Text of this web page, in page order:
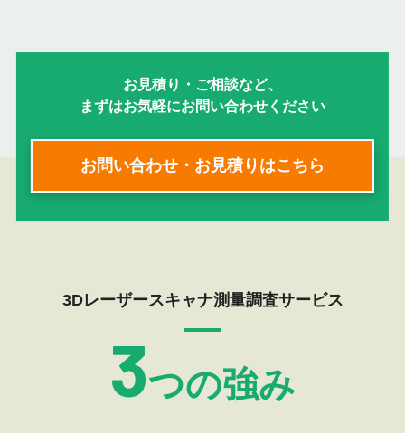
お見積り・ご相談など、
まずはお気軽にお問い合わせください
お問い合わせ・お見積りはこちら
3Dレーザースキャナ測量調査サービス
3つの強み